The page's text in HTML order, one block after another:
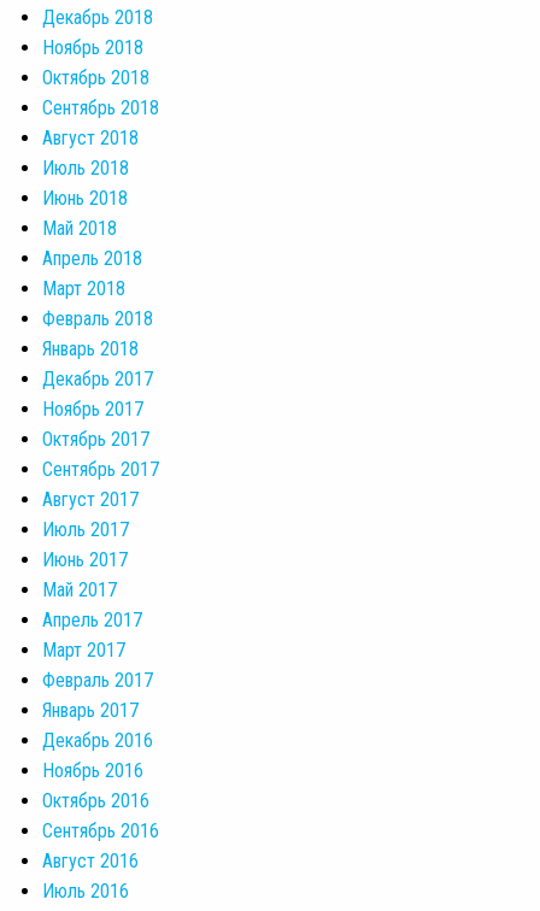
Декабрь 2018
Ноябрь 2018
Октябрь 2018
Сентябрь 2018
Август 2018
Июль 2018
Июнь 2018
Май 2018
Апрель 2018
Март 2018
Февраль 2018
Январь 2018
Декабрь 2017
Ноябрь 2017
Октябрь 2017
Сентябрь 2017
Август 2017
Июль 2017
Июнь 2017
Май 2017
Апрель 2017
Март 2017
Февраль 2017
Январь 2017
Декабрь 2016
Ноябрь 2016
Октябрь 2016
Сентябрь 2016
Август 2016
Июль 2016